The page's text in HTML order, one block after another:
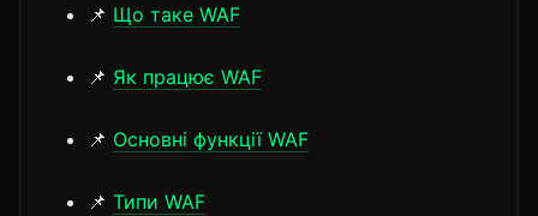
📌 Що таке WAF
📌 Як працює WAF
📌 Основні функції WAF
📌 Типи WAF